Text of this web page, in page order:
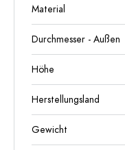
Material
Durchmesser - Außen
Höhe
Herstellungsland
Gewicht